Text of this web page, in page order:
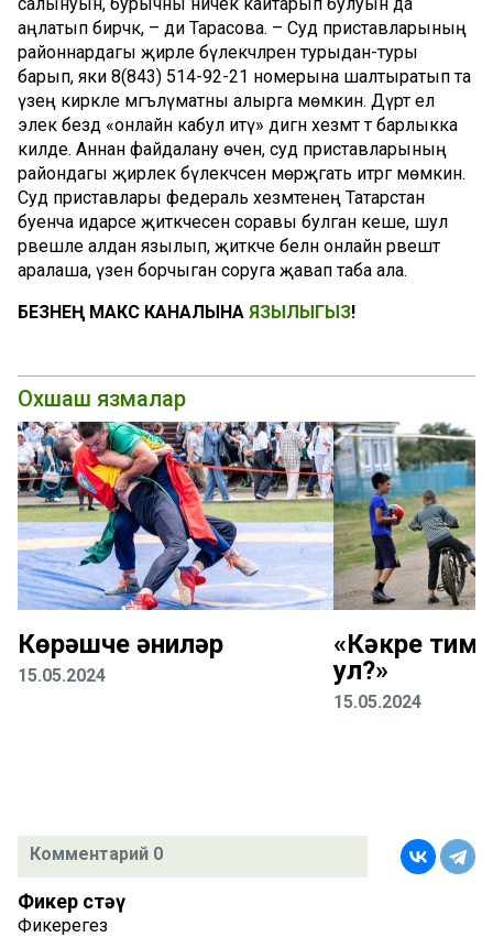
аңлатып бирәчәк, – ди Тарасова. – Суд приставларының
районнардагы җирле бүлекчәләренә турыдан-туры
барып, яки 8(843) 514-92-21 номерына шалтыратып та
үзеңә кирәкле мәгълүматны алырга мөмкин. Дүрт ел
элек бездә «онлайн кабул итү» дигән хезмәт тә барлыкка
килде. Аннан файдалану өчен, суд приставларының
райондагы җирлек бүлекчәсенә мөрәҗәгать итәргә мөмкин.
Суд приставлары федераль хезмәтенең Татарстан
буенча идарәсе җитәкчесенә соравы булган кеше, шул
рәвешле алдан язылып, җитәкче белән онлайн рәвештә
аралаша, үзен борчыган соруга җавап таба ала.
БЕЗНЕҢ МАКС КАНАЛЫНА ЯЗЫЛЫГЫЗ!
Охшаш язмалар
Көрәшче әниләр
15.05.2024
«Кәкре
ул?»
15.05.2024
Комментарий 0
Фикер өстәү
Фикерегез